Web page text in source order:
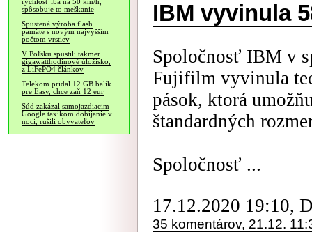
rýchlosť iba na 50 km/h,
spôsobuje to meškanie
Spustená výroba flash
pamäte s novým najvyšším
počtom vrstiev
V Poľsku spustili takmer
gigawatthodinové úložisko,
z LiFePO4 článkov
Telekom pridal 12 GB balík
pre Easy, chce zaň 12 eur
Súd zakázal samojazdiacim
Google taxíkom dobíjanie v
noci, rušili obyvateľov
IBM vyvinula
Spoločnosť IBM v
Fujifilm vyvinula
pások, ktorá
štandardných
Spoločnosť ...
17.12.2020 19:10,
35 komentárov, 21.12.